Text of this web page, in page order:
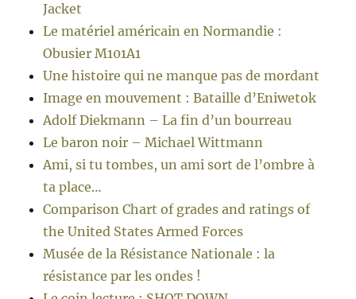
Jacket
Le matériel américain en Normandie :
Obusier M101A1
Une histoire qui ne manque pas de mordant
Image en mouvement : Bataille d’Eniwetok
Adolf Diekmann – La fin d’un bourreau
Le baron noir – Michael Wittmann
Ami, si tu tombes, un ami sort de l’ombre à
ta place…
Comparison Chart of grades and ratings of
the United States Armed Forces
Musée de la Résistance Nationale : la
résistance par les ondes !